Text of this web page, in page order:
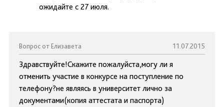
ожидайте с 27 июля.
Вопрос от Елизавета 11.07.2015
Здравствуйте!Скажите пожалуйста,могу ли я
отменить участие в конкурсе на поступление по
телефону?не являясь в университет лично за
документами(копия аттестата и паспорта)